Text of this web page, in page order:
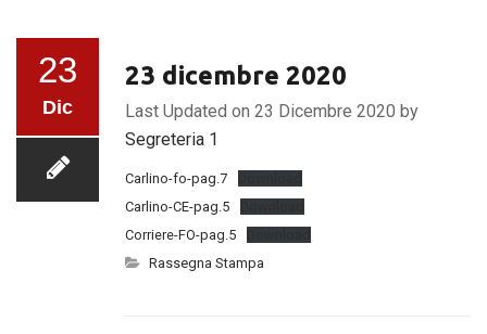
23
Dic
23 dicembre 2020
Last Updated on 23 Dicembre 2020 by
Segreteria 1
Carlino-fo-pag.7
Carlino-CE-pag.5
Corriere-FO-pag.5
Rassegna Stampa